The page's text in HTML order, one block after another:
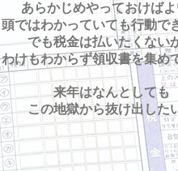
あらかじめやっておけばよ
頭ではわかっていても行動で
でも税金は払いたくない
わけもわからず領収書を集め
​来年はなんとしても
この地獄から抜け出した